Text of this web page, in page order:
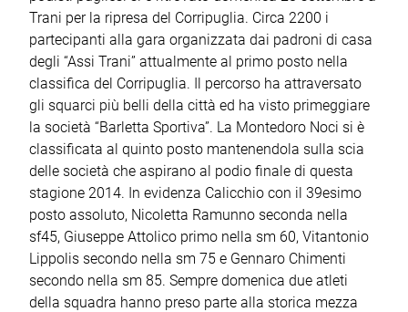
Trani per la ripresa del Corripuglia. Circa 2200 i
partecipanti alla gara organizzata dai padroni di casa
degli “Assi Trani” attualmente al primo posto nella
classifica del Corripuglia. Il percorso ha attraversato
gli squarci più belli della città ed ha visto primeggiare
la società “Barletta Sportiva”. La Montedoro Noci si è
classificata al quinto posto mantenendola sulla scia
delle società che aspirano al podio finale di questa
stagione 2014. In evidenza Calicchio con il 39esimo
posto assoluto, Nicoletta Ramunno seconda nella
sf45, Giuseppe Attolico primo nella sm 60, Vitantonio
Lippolis secondo nella sm 75 e Gennaro Chimenti
secondo nella sm 85. Sempre domenica due atleti
della squadra hanno preso parte alla storica mezza